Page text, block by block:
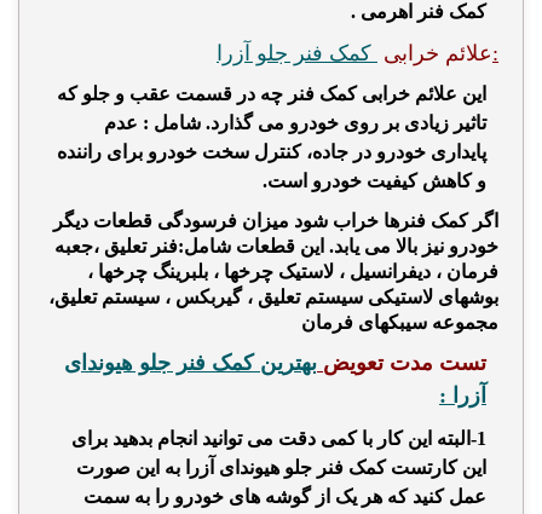
کمک فنر اهرمی .
علائم خرابی کمک فنر جلو آزرا :
این علائم خرابی کمک فنر چه در قسمت عقب و جلو که
تاثیر زیادی بر روی خودرو می گذارد. شامل : عدم
پایداری خودرو در جاده، کنترل سخت خودرو برای راننده
و کاهش کیفیت خودرو است.
اگر کمک فنرها خراب شود میزان فرسودگی قطعات دیگر
خودرو نیز بالا می یابد. این قطعات شامل:فنر تعلیق ،جعبه
فرمان ، دیفرانسیل ، لاستیک چرخها ، بلبرینگ چرخها ،
بوشهای لاستیکی سیستم تعلیق ، گیربکس ، سیستم تعلیق،
مجموعه سیبکهای فرمان
تست مدت تعویض بهترین کمک فنر جلو هیوندای
آزرا :
1-البته این کار با کمی دقت می توانید انجام بدهید برای
این کارتست کمک فنر جلو هیوندای آزرا به این صورت
عمل کنید که هر یک از گوشه های خودرو را به سمت